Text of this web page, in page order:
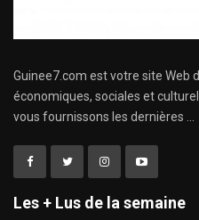
Guinee7.com est votre site Web
économiques, sociales et
vous fournissons les dernières ...
Les + Lus de la semaine